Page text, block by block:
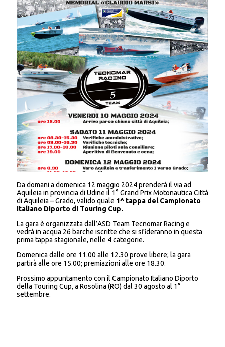
Da domani a domenica 12 maggio 2024 prenderà il via ad
Aquileia in provincia di Udine il 1° Grand Prix Motonautica Città
di Aquileia – Grado, valido quale 1^ tappa del Campionato
Italiano Diporto di Touring Cup.
La gara è organizzata dall’ASD Team Tecnomar Racing e
vedrà in acqua 26 barche iscritte che si sfideranno in questa
prima tappa stagionale, nelle 4 categorie.
Domenica dalle ore 11.00 alle 12.30 prove libere; la gara
partirà alle ore 15.00; premiazioni alle ore 18.30.
Prossimo appuntamento con il Campionato Italiano Diporto
della Touring Cup, a Rosolina (RO) dal 30 agosto al 1°
settembre.